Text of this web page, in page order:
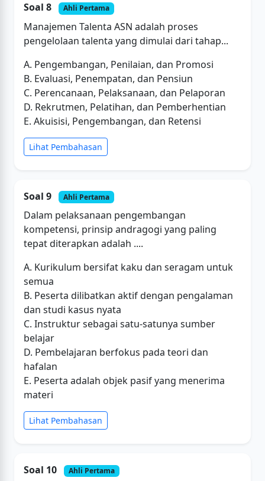
Soal 8 Ahli Pertama
Manajemen Talenta ASN adalah proses
pengelolaan talenta yang dimulai dari tahap...
A. Pengembangan, Penilaian, dan Promosi
B. Evaluasi, Penempatan, dan Pensiun
C. Perencanaan, Pelaksanaan, dan Pelaporan
D. Rekrutmen, Pelatihan, dan Pemberhentian
E. Akuisisi, Pengembangan, dan Retensi
Lihat Pembahasan
Soal 9 Ahli Pertama
Dalam pelaksanaan pengembangan
kompetensi, prinsip andragogi yang paling
tepat diterapkan adalah ....
A. Kurikulum bersifat kaku dan seragam untuk
semua
B. Peserta dilibatkan aktif dengan pengalaman
dan studi kasus nyata
C. Instruktur sebagai satu-satunya sumber
belajar
D. Pembelajaran berfokus pada teori dan
hafalan
E. Peserta adalah objek pasif yang menerima
materi
Lihat Pembahasan
Soal 10 Ahli Pertama